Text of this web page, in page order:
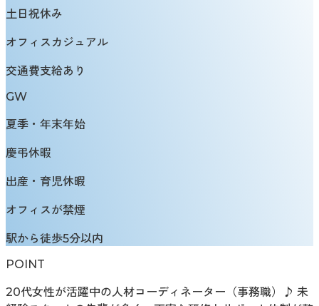
土日祝休み
オフィスカジュアル
交通費支給あり
GW
夏季・年末年始
慶弔休暇
出産・育児休暇
オフィスが禁煙
駅から徒歩5分以内
POINT
20代女性が活躍中の人材コーディネーター（事務職）♪ 未